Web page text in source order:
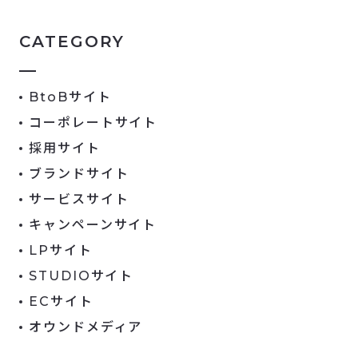
CATEGORY
BtoBサイト
コーポレートサイト
採用サイト
ブランドサイト
サービスサイト
キャンペーンサイト
LPサイト
STUDIOサイト
ECサイト
オウンドメディア